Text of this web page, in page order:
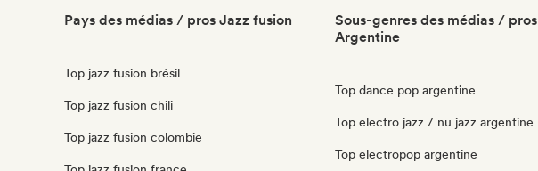
Pays des médias / pros Jazz fusion
Top jazz fusion brésil
Top jazz fusion chili
Top jazz fusion colombie
Sous-genres des médias / pros
Argentine
Top dance pop argentine
Top electro jazz / nu jazz argentine
Top electropop argentine